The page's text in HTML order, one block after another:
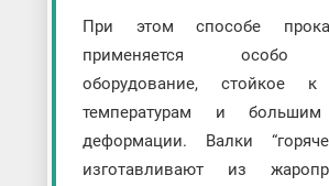
При этом способе
применяется особо
оборудование, стойкое
температурам и
деформации. Валки
изготавливают из